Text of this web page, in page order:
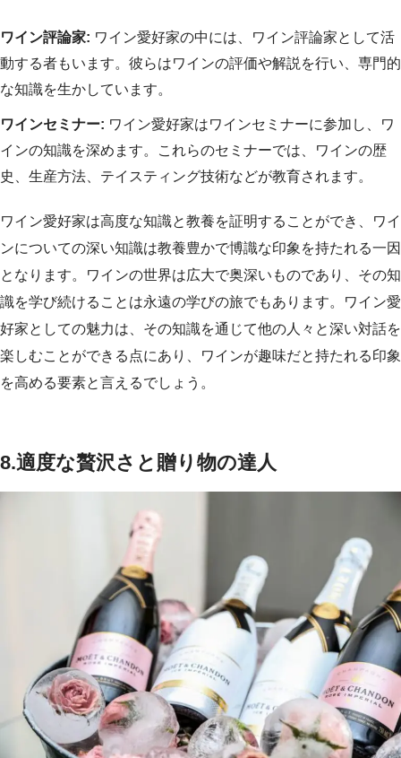
ワイン評論家: ワイン愛好家の中には、ワイン評論家として活
動する者もいます。彼らはワインの評価や解説を行い、専門的
な知識を生かしています。
ワインセミナー: ワイン愛好家はワインセミナーに参加し、ワ
インの知識を深めます。これらのセミナーでは、ワインの歴
史、生産方法、テイスティング技術などが教育されます。
ワイン愛好家は高度な知識と教養を証明することができ、ワイ
ンについての深い知識は教養豊かで博識な印象を持たれる一因
となります。ワインの世界は広大で奥深いものであり、その知
識を学び続けることは永遠の学びの旅でもあります。ワイン愛
好家としての魅力は、その知識を通じて他の人々と深い対話を
楽しむことができる点にあり、ワインが趣味だと持たれる印象
を高める要素と言えるでしょう。
8.適度な贅沢さと贈り物の達人